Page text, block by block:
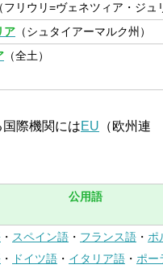
（フリウリ=ヴェネツィア・ジュ
ア （シュタイアーマルク州）
（全土）
際機関にはEU （欧州連
公用語
・ スペイン語 ・ フランス語 ・ ポ
・ ドイツ語 ・ イタリア語 ・ ポー